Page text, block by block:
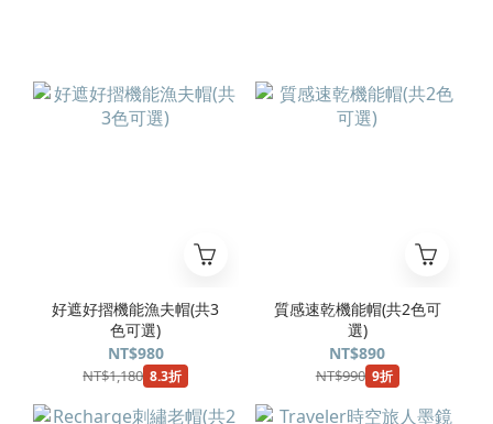
好遮好摺機能漁夫帽(共3
色可選)
NT$980
NT$1,180 8.3折
質感速乾機能帽(共2色可
選)
NT$890
NT$990 9折